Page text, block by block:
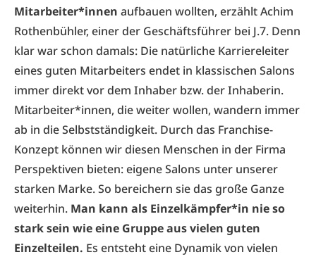
Mitarbeiter*innen aufbauen wollten, erzählt Achim
Rothenbühler, einer der Geschäftsführer bei J.7. Denn
klar war schon damals: Die natürliche Karriereleiter
eines guten Mitarbeiters endet in klassischen Salons
immer direkt vor dem Inhaber bzw. der Inhaberin.
Mitarbeiter*innen, die weiter wollen, wandern immer
ab in die Selbstständigkeit. Durch das Franchise-
Konzept können wir diesen Menschen in der Firma
Perspektiven bieten: eigene Salons unter unserer
starken Marke. So bereichern sie das große Ganze
weiterhin. Man kann als Einzelkämpfer*in nie so
stark sein wie eine Gruppe aus vielen guten
Einzelteilen. Es entsteht eine Dynamik von vielen